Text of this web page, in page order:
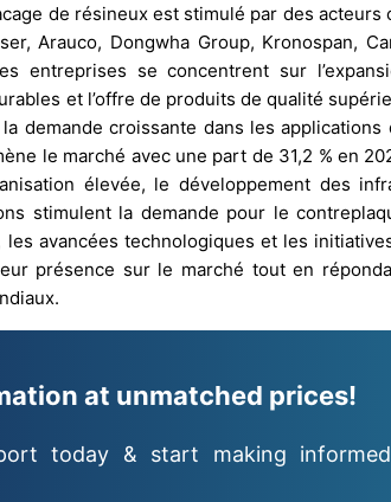
de résineux est stimulé par des
Arauco, Dongwha Group, Kronospan,
entreprises se concentrent sur
et l’offre de produits de qualité
demande croissante dans les
le marché avec une part de 31,2 % en
élevée, le développement des
stimulent la demande pour le
avancées technologiques et les
présence sur le marché tout en
at unmatched prices!
today & start making